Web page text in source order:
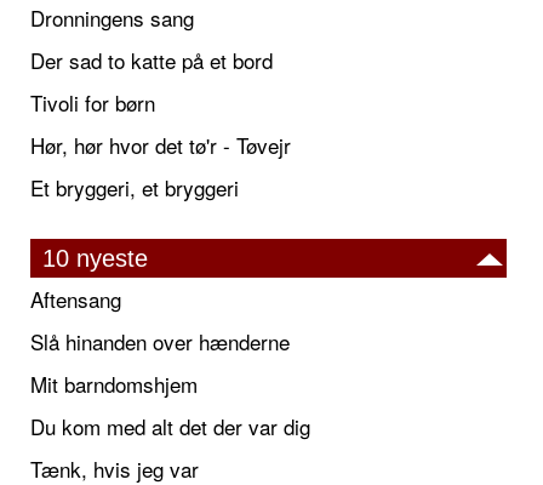
Dronningens sang
Der sad to katte på et bord
Tivoli for børn
Hør, hør hvor det tø'r - Tøvejr
Et bryggeri, et bryggeri
10 nyeste
Aftensang
Slå hinanden over hænderne
Mit barndomshjem
Du kom med alt det der var dig
Tænk, hvis jeg var